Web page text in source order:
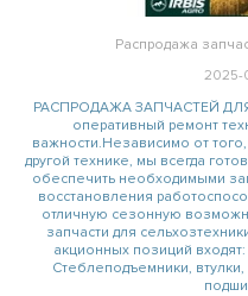
Распродажа
2025-
РАСПРОДАЖА ЗАПЧАСТЕЙ
оперативный ремонт
важности.Независимо от
другой технике, мы всегда
обеспечить необходимыми
восстановления
отличную сезонную
запчасти для
акционных позиций
Стеблеподъемники,